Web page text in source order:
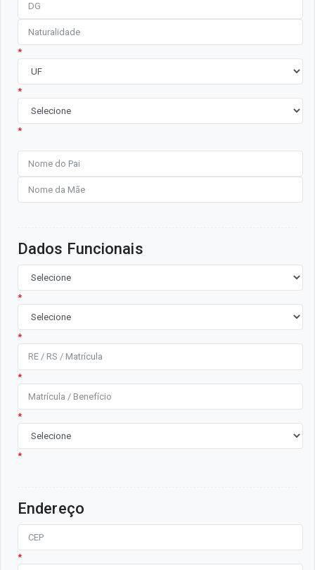
*
*
*
Dados Funcionais
*
*
*
*
*
Endereço
*